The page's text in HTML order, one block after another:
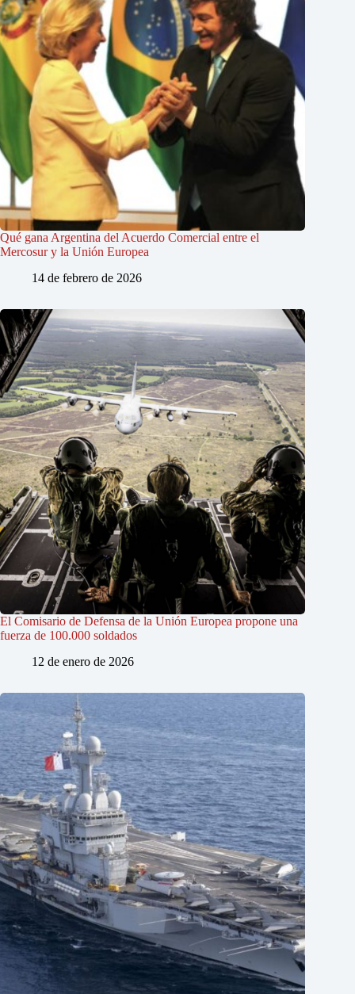
Qué gana Argentina del Acuerdo Comercial entre el
Mercosur y la Unión Europea
14 de febrero de 2026
El Comisario de Defensa de la Unión Europea propone una
fuerza de 100.000 soldados
12 de enero de 2026